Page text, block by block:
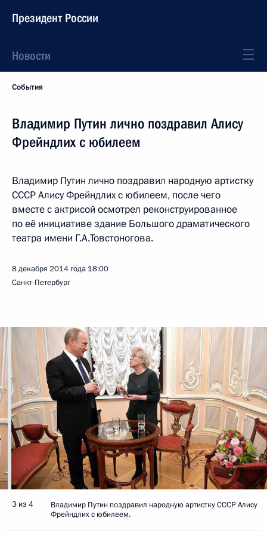
Президент России
Новости
События
Владимир Путин лично поздравил Алису
Фрейндлих с юбилеем
Владимир Путин лично поздравил народную артистку
СССР Алису Фрейндлих с юбилеем, после чего
вместе с актрисой осмотрел реконструированное
по её инициативе здание Большого драматического
театра имени Г.А.Товстоногова.
8 декабря 2014 года 18:00
Санкт-Петербург
3 из 4
Владимир Путин поздравил народную артистку СССР Алису
Фрейндлих с юбилеем.